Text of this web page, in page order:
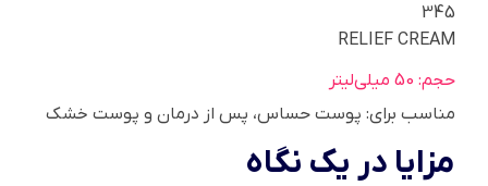
345
RELIEF CREAM
حجم: 50 میلی‌لیتر
مناسب برای: پوست حساس، پس از درمان و پوست خشک
مزایا در یک نگاه